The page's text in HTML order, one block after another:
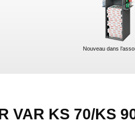
Nouveau dans
VAR KS 70/KS